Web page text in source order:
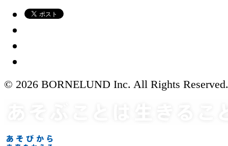
© 2026 BORNELUND Inc. All Rights Reserved.